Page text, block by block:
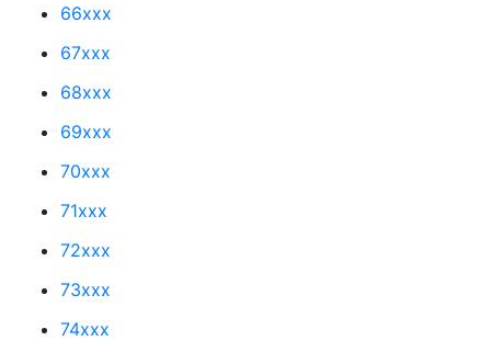
66xxx
67xxx
68xxx
69xxx
70xxx
71xxx
72xxx
73xxx
74xxx